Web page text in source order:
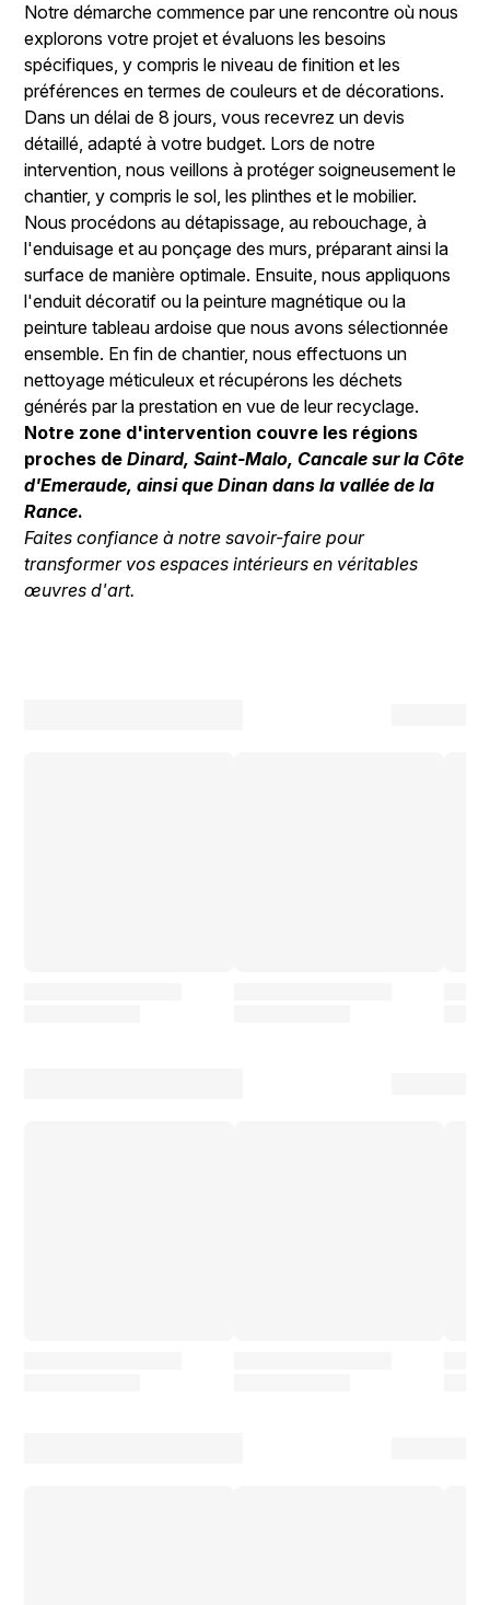
Notre démarche commence par une rencontre où nous
explorons votre projet et évaluons les besoins
spécifiques, y compris le niveau de finition et les
préférences en termes de couleurs et de décorations.
Dans un délai de 8 jours, vous recevrez un devis
détaillé, adapté à votre budget. Lors de notre
intervention, nous veillons à protéger soigneusement le
chantier, y compris le sol, les plinthes et le mobilier.
Nous procédons au détapissage, au rebouchage, à
l'enduisage et au ponçage des murs, préparant ainsi la
surface de manière optimale. Ensuite, nous appliquons
l'enduit décoratif ou la peinture magnétique ou la
peinture tableau ardoise que nous avons sélectionnée
ensemble. En fin de chantier, nous effectuons un
nettoyage méticuleux et récupérons les déchets
générés par la prestation en vue de leur recyclage.
Notre zone d'intervention couvre les régions
proches deDinard, Saint-Malo, Cancale sur la Côte
d'Emeraude, ainsi que Dinan dans la vallée de la
Rance.
Faites confiance à notre savoir-faire pour
transformer vos espaces intérieurs en véritables
œuvres d'art.